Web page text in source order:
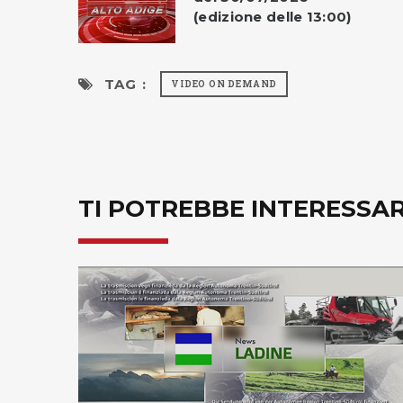
(edizione delle 13:00)
TAG : VIDEO ON DEMAND
TI POTREBBE